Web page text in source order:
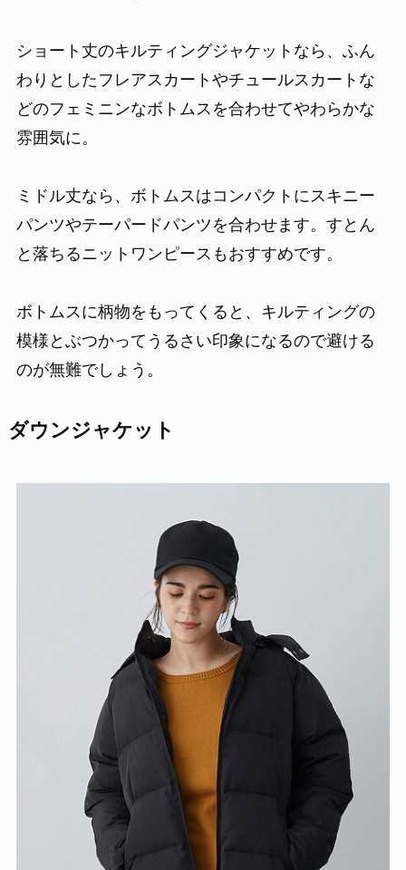
ショート丈のキルティングジャケットなら、ふん
わりとしたフレアスカートやチュールスカートな
どのフェミニンなボトムスを合わせてやわらかな
雰囲気に。
ミドル丈なら、ボトムスはコンパクトにスキニー
パンツやテーパードパンツを合わせます。すとん
と落ちるニットワンピースもおすすめです。
ボトムスに柄物をもってくると、キルティングの
模様とぶつかってうるさい印象になるので避ける
のが無難でしょう。
ダウンジャケット